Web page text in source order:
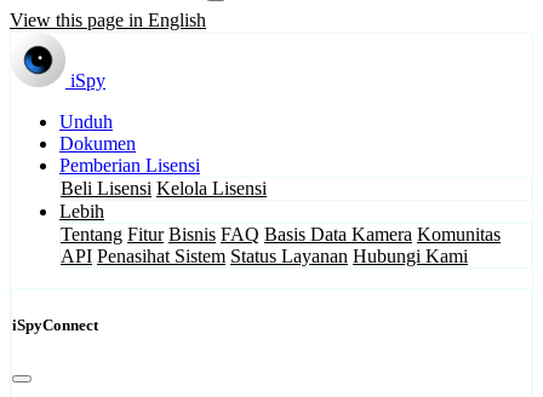
View this page in English
iSpy
Unduh
Dokumen
Pemberian Lisensi
Beli Lisensi Kelola Lisensi
Lebih
Tentang Fitur Bisnis FAQ Basis Data Kamera Komunitas
API Penasihat Sistem Status Layanan Hubungi Kami
iSpyConnect